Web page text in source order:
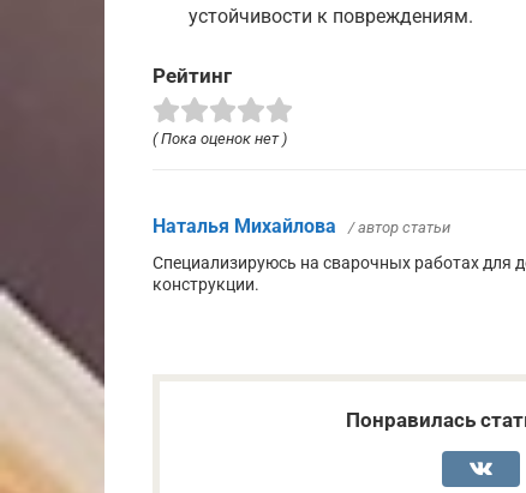
устойчивости к повреждениям.
Рейтинг
( Пока оценок нет )
Наталья Михайлова / автор статьи
Специализируюсь на сварочных работах для
конструкции.
Понравилась